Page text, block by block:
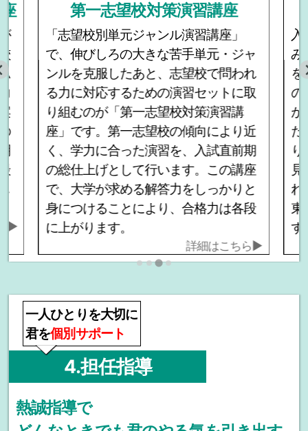
▶
第一志望校対策演習講座
「志望校別単元ジャンル演習講座」
で、伸びしろの大きな苦手単元・ジャ
ンルを克服したあと、志望校で問われ
る力に対応するための演習セットに取
り組むのが「第一志望校対策演習講
座」です。第一志望校の傾向により近
く、学力に合った演習を、入試直前期
の総仕上げとして行います。この講座
で、大学が求める解答力をしっかりと
身につけることにより、合格力は各段
に上がります。
詳細はこちら▶
み
を
の
か
た
れ
東
す
一人ひとりを大切に
君を個別サポート
4.担任指導
熱誠指導で